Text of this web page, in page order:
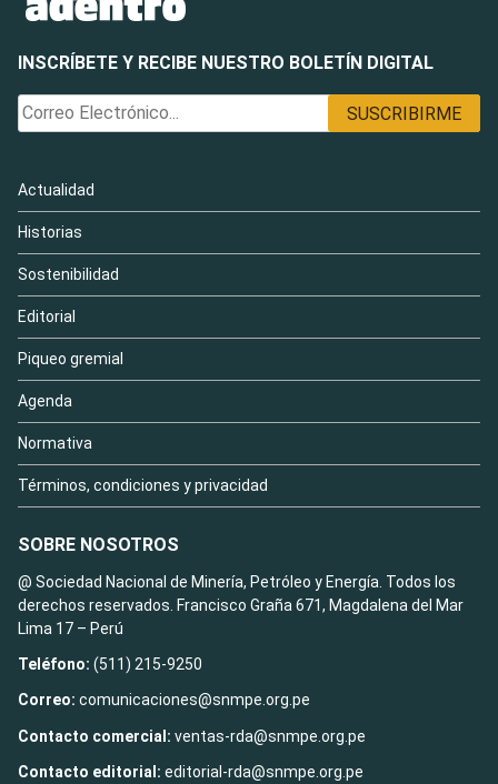
INSCRÍBETE Y RECIBE NUESTRO BOLETÍN DIGITAL
Actualidad
Historias
Sostenibilidad
Editorial
Piqueo gremial
Agenda
Normativa
Términos, condiciones y privacidad
SOBRE NOSOTROS
@ Sociedad Nacional de Minería, Petróleo y Energía. Todos los
derechos reservados. Francisco Graña 671, Magdalena del Mar
Lima 17 – Perú
Teléfono: (511) 215-9250
Correo: comunicaciones@snmpe.org.pe
Contacto comercial: ventas-rda@snmpe.org.pe
Contacto editorial: editorial-rda@snmpe.org.pe